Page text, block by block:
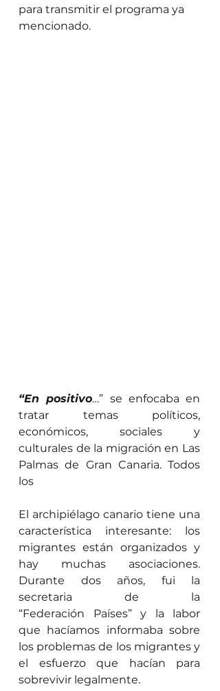
para transmitir el programa ya
mencionado.
“En positivo…” se enfocaba en
tratar temas políticos,
económicos, sociales y
culturales de la migración en Las
Palmas de Gran Canaria. Todos
los
El archipiélago canario tiene una
característica interesante: los
migrantes están organizados y
hay muchas asociaciones.
Durante dos años, fui la
secretaria de la
“Federación Países” y la labor
que hacíamos informaba sobre
los problemas de los migrantes y
el esfuerzo que hacían para
sobrevivir legalmente.